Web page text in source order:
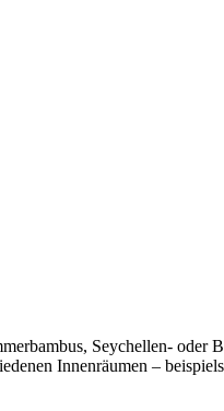
Seychellen- oder
Innenräumen –